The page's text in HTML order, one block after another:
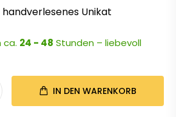
Unikat
ca. 24 - 48 Stunden – liebevoll
IN DEN WARENKORB